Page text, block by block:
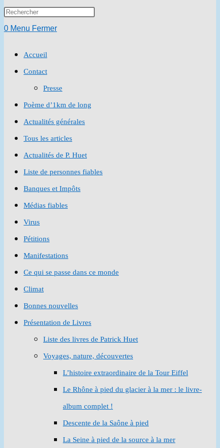
search
Press
0 Menu Fermer
Accueil
Contact
Presse
Poème d’1km de long
Actualités générales
Tous les articles
Actualités de P. Huet
Liste de personnes fiables
Banques et Impôts
Médias fiables
Virus
Pétitions
Manifestations
Ce qui se passe dans ce monde
Climat
Bonnes nouvelles
Présentation de Livres
Liste des livres de Patrick Huet
Voyages, nature, découvertes
L’histoire extraordinaire de la Tour Eiffel
Le Rhône à pied du glacier à la mer : le livre-
album complet !
Descente de la Saône à pied
La Seine à pied de la source à la mer